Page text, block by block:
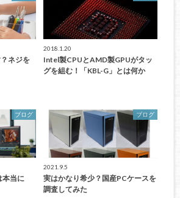
ネジを
2018.1.20
Intel製CPUとAMD製GPUがタッ
グを組む！「KBL-G」とは何か
ブログ
本当に
ブログ
2021.9.5
実はかなり希少？国産PCケースを
調査してみた